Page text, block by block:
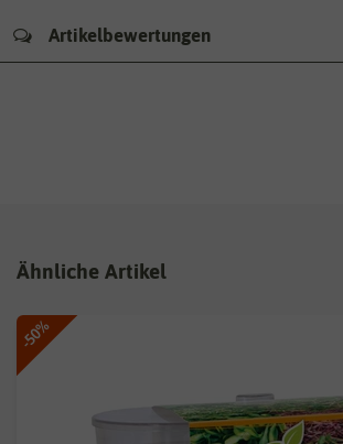
Artikelbewertungen
Ähnliche Artikel
-50%